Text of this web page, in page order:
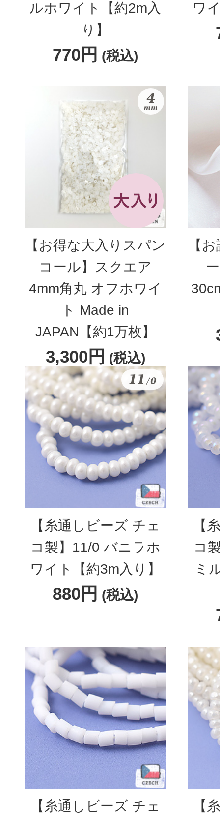
ルホワイト【約2m入
り】
770円 (税込)
ワ
【お得な大入りスパン
コール】スクエア
4mm角丸 オフホワイ
ト Made in
JAPAN【約1万枚】
3,300円 (税込)
【
【糸通しビーズ チェ
コ製】11/0 バニラホ
ワイト【約3m入り】
880円 (税込)
【
コ
ミ
【糸通しビーズ チェ 【